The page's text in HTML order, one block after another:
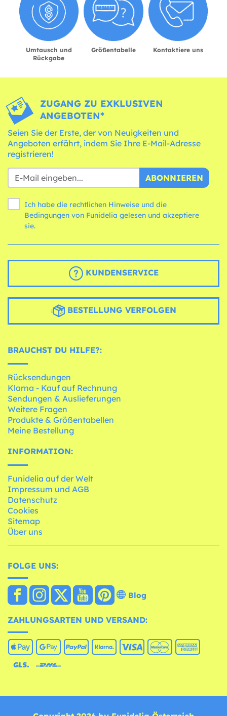
Umtausch und
Rückgabe
Größentabelle Kontaktiere uns
ZUGANG ZU EXKLUSIVEN
ANGEBOTEN*
Seien Sie der Erste, der von Neuigkeiten und
Angeboten erfährt, indem Sie Ihre E-Mail-Adresse
registrieren!
ABONNIEREN
Ich habe die rechtlichen Hinweise und die
Bedingungen
sie.
KUNDENSERVICE
BESTELLUNG VERFOLGEN
BRAUCHST DU HILFE?:
Rücksendungen
Klarna - Kauf auf Rechnung
Sendungen & Auslieferungen
Weitere Fragen
Produkte & Größentabellen
Meine Bestellung
INFORMATION:
Funidelia auf der Welt
Impressum und AGB
Datenschutz
Cookies
Sitemap
Über uns
FOLGE UNS:
Blog
ZAHLUNGSARTEN UND VERSAND: